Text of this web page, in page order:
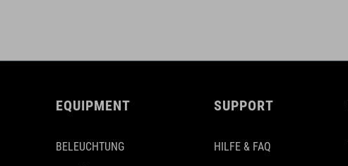
EQUIPMENT
BELEUCHTUNG
SUPPORT
HILFE & FAQ